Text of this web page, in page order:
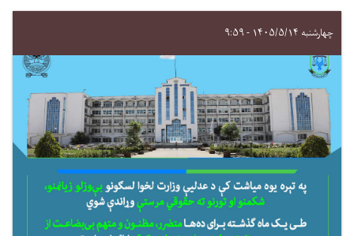
چهارشنبه ۱۴۰۵/۵/۱۴ - ۹:۵۹